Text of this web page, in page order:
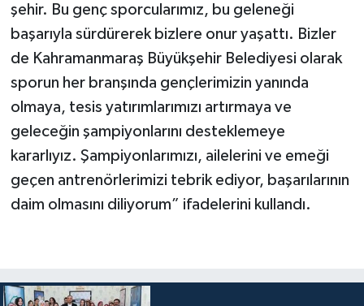
şehir. Bu genç sporcularımız, bu geleneği
başarıyla sürdürerek bizlere onur yaşattı. Bizler
de Kahramanmaraş Büyükşehir Belediyesi olarak
sporun her branşında gençlerimizin yanında
olmaya, tesis yatırımlarımızı artırmaya ve
geleceğin şampiyonlarını desteklemeye
kararlıyız. Şampiyonlarımızı, ailelerini ve emeği
geçen antrenörlerimizi tebrik ediyor, başarılarının
daim olmasını diliyorum” ifadelerini kullandı.